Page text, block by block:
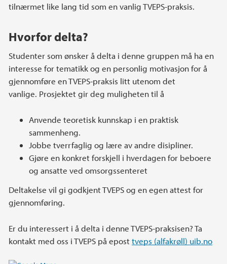
tilnærmet like lang tid som en vanlig TVEPS-praksis.
Hvorfor delta?
Studenter som ønsker å delta i denne gruppen må ha en
interesse for tematikk og en personlig motivasjon for å
gjennomføre en TVEPS-praksis litt utenom det
vanlige. Prosjektet gir deg muligheten til å
Anvende teoretisk kunnskap i en praktisk
sammenheng.
Jobbe tverrfaglig og lære av andre disipliner.
Gjøre en konkret forskjell i hverdagen for beboere
og ansatte ved omsorgssenteret
Deltakelse vil gi godkjent TVEPS og en egen attest for
gjennomføring.
Er du interessert i å delta i denne TVEPS-praksisen? Ta
kontakt med oss i TVEPS på eposttveps (alfakrøll) uib.no